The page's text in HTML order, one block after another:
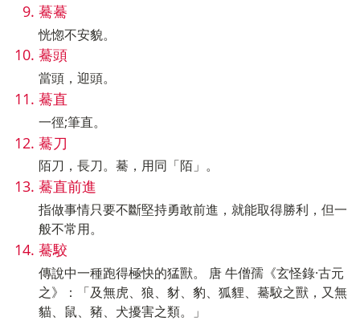
驀驀
恍惚不安貌。
驀頭
當頭，迎頭。
驀直
一徑;筆直。
驀刀
陌刀，長刀。驀，用同「陌」。
驀直前進
指做事情只要不斷堅持勇敢前進，就能取得勝利，但一
般不常用。
驀駮
傳說中一種跑得極快的猛獸。 唐 牛僧孺《玄怪錄·古元
之》：「及無虎、狼、豺、豹、狐貍、驀駮之獸，又無
貓、鼠、豬、犬擾害之類。」